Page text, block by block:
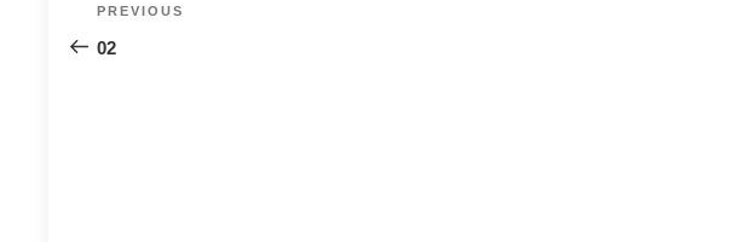
Previous
Post
PREVIOUS
02